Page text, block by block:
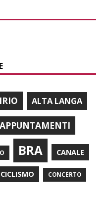
ALTA LANGA
APPUNTAMENTI
BRA CANALE
CICLISMO CONCERTO